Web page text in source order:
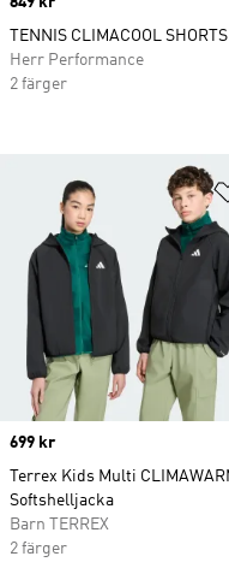
Price
699 kr
Terrex Kids Multi
Softshelljacka
Barn TERREX
2 färger
TENNIS CLIMACOOL
Herr Performance
2 färger